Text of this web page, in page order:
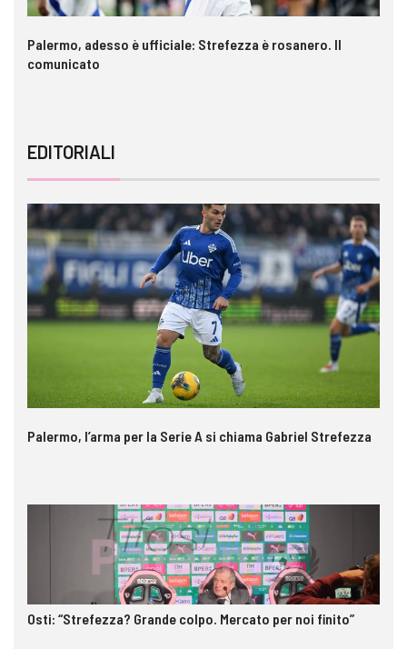
Palermo, adesso è ufficiale: Strefezza è rosanero. Il
comunicato
EDITORIALI
Palermo, l’arma per la Serie A si chiama Gabriel Strefezza
Osti: “Strefezza? Grande colpo. Mercato per noi finito”